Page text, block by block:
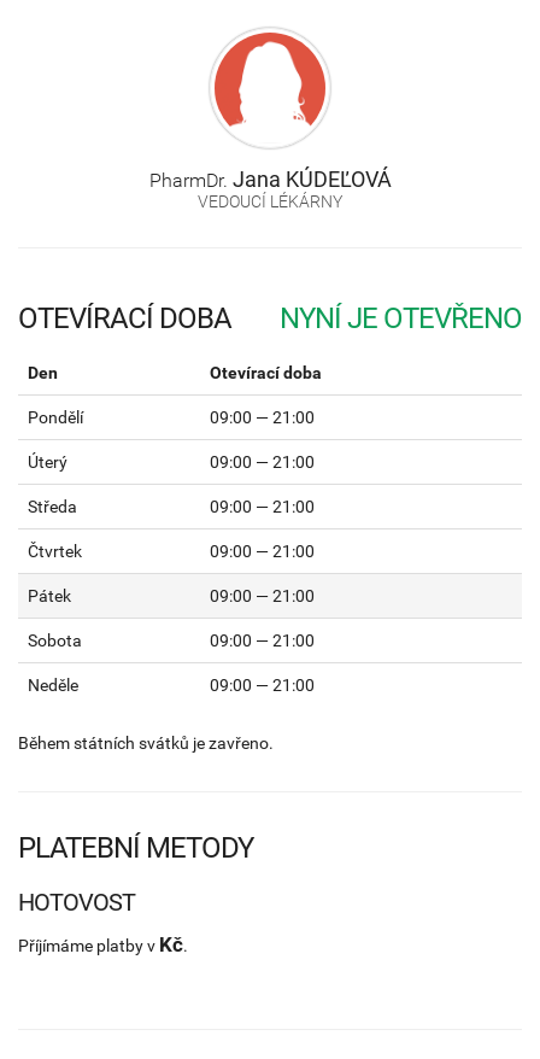
PharmDr. Jana KÚDEĽOVÁ
VEDOUCÍ LÉKÁRNY
OTEVÍRACÍ DOBA
Den Otevírací doba
Pondělí 09:00 — 21:00
Úterý 09:00 — 21:00
Středa 09:00 — 21:00
Čtvrtek 09:00 — 21:00
Pátek 09:00 — 21:00
Sobota 09:00 — 21:00
Neděle 09:00 — 21:00
Během státních svátků je zavřeno.
PLATEBNÍ METODY
HOTOVOST
Příjímáme platby v Kč.